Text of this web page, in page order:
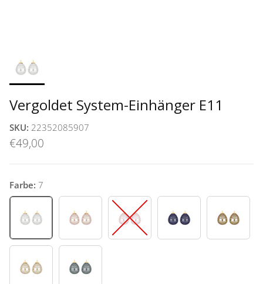
Vergoldet System-Einhänger E11
SKU: 22352085907
€49,00
Farbe: 7
7 11 13 46 72
73 93